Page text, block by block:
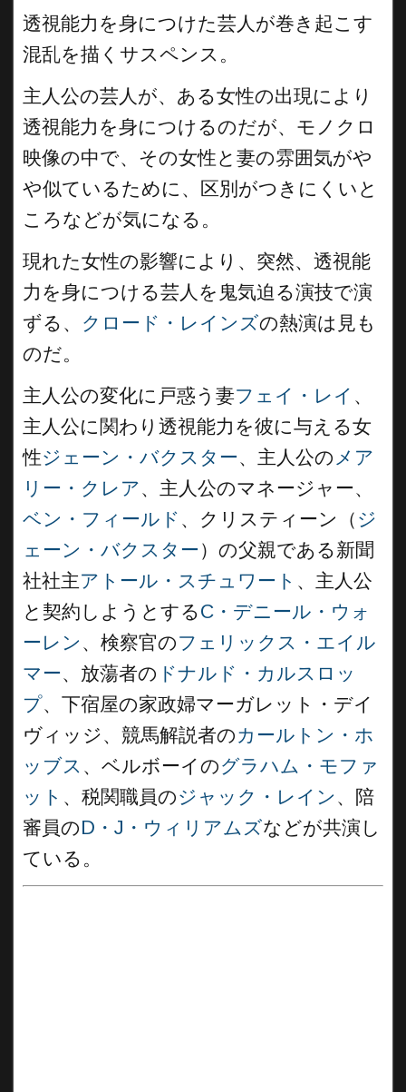
透視能力を身につけた芸人が巻き起こす
混乱を描くサスペンス。
主人公の芸人が、ある女性の出現により
透視能力を身につけるのだが、モノクロ
映像の中で、その女性と妻の雰囲気がや
や似ているために、区別がつきにくいと
ころなどが気になる。
現れた女性の影響により、突然、透視能
力を身につける芸人を鬼気迫る演技で演
ずる、 クロード・レインズの熱演は見も
のだ。
主人公の変化に戸惑う妻フェイ・レイ 、
主人公に関わり透視能力を彼に与える女
性ジェーン・バクスター、主人公の メア
リー・クレア、主人公のマネージャー、
ベン・フィールド 、クリスティーン（ ジ
ェーン・バクスター）の父親である新聞
社社主アトール・スチュワート 、主人公
と契約しようとするC・デニール・ウォ
ーレン 、検察官のフェリックス・エイル
マー、放蕩者の ドナルド・カルスロッ
プ、下宿屋の家政婦マーガレット・デイ
ヴィッジ、競馬解説者のカールトン・ホ
ッブス 、ベルボーイのグラハム・モファ
ット 、税関職員のジャック・レイン 、陪
審員のD・J・ウィリアムズなどが共演し
ている。